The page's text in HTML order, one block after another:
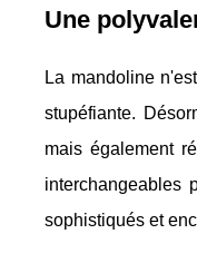
Une
La mandoline
stupéfiante.
mais également
interchangeables
sophistiqués et